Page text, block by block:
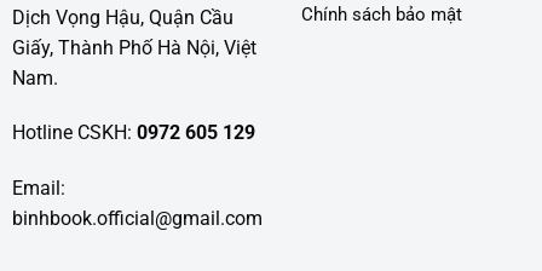
Dịch Vọng Hậu, Quận Cầu
Giấy, Thành Phố Hà Nội, Việt
Nam.
Hotline CSKH: 0972 605 129
Email:
binhbook.official@gmail.com
Chính sách bảo mật